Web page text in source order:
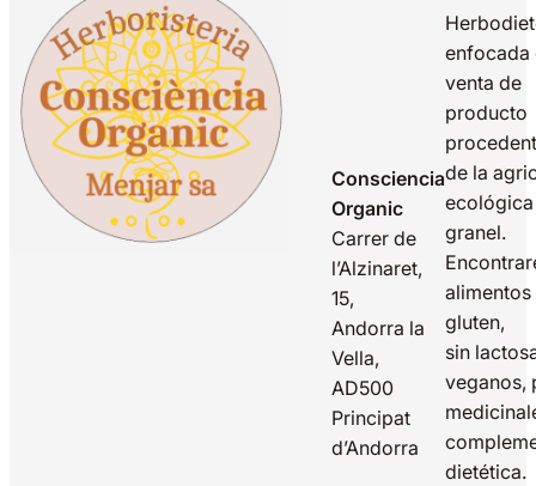
Consciencia
Organic
Carrer de
l’Alzinaret,
15,
Andorra la
Vella,
AD500
Principat
d’Andorra
enfocada
venta de
producto
de la
granel.
alimentos
gluten,
sin
veganos,
dietética.